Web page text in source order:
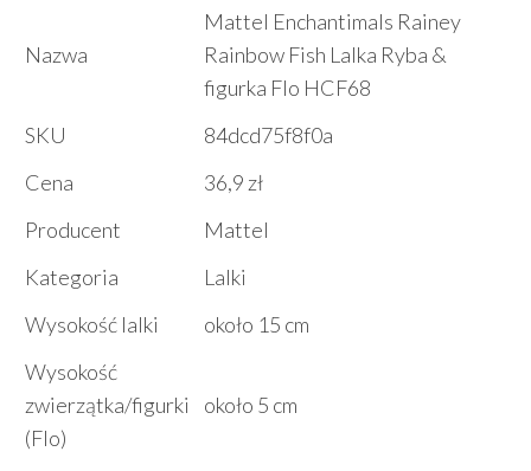
Nazwa
Mattel Enchantimals Rainey
Rainbow Fish Lalka Ryba &
figurka Flo HCF68
SKU
84dcd75f8f0a
Cena
36,9 zł
Producent
Mattel
Kategoria
Lalki
Wysokość lalki
około 15 cm
Wysokość
zwierzątka/figurki
(Flo)
około 5 cm